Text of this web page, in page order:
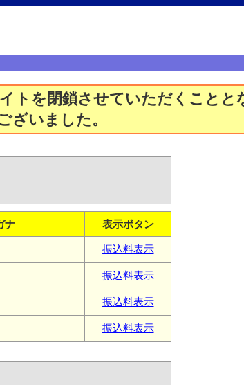
トを閉鎖させていただくことと
ざいました。
ナ 表示ボタン
振込料表示
振込料表示
振込料表示
振込料表示